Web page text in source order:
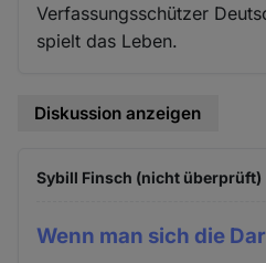
Verfassungsschützer
spielt das Leben.
Diskussion anzeigen
Sybill Finsch (nicht überprüft)
Wenn man sich die